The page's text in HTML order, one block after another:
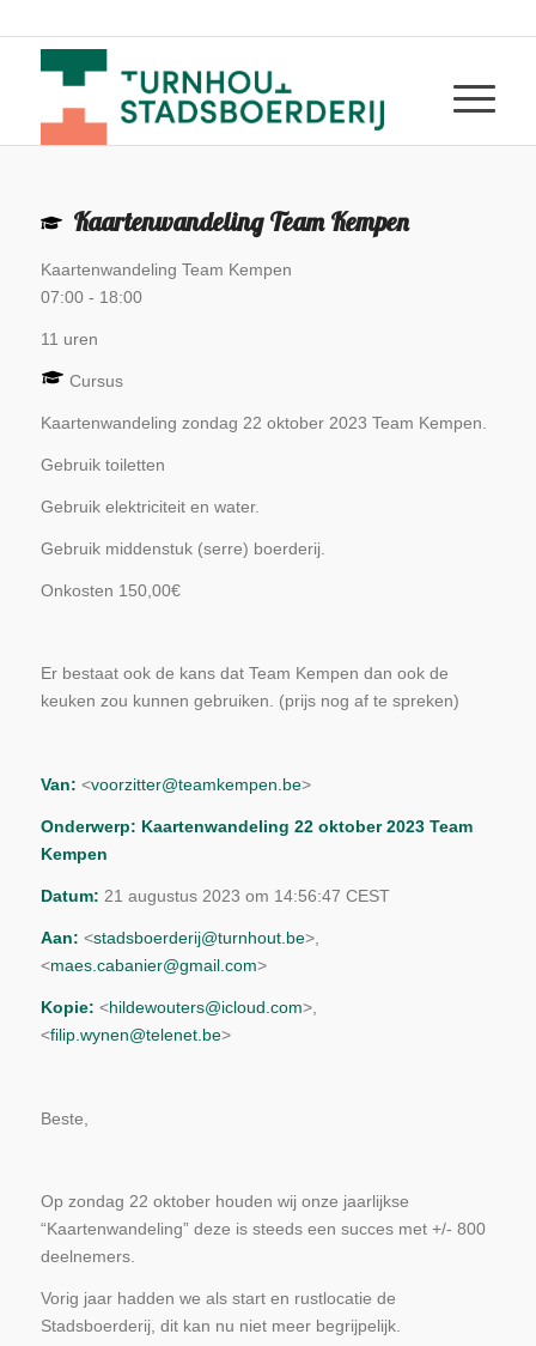
Kaartenwandeling Team Kempen
Kaartenwandeling Team Kempen
07:00- 18:00
11 uren
Cursus
Kaartenwandeling zondag 22 oktober 2023 Team Kempen.
Gebruik toiletten
Gebruik elektriciteit en water.
Gebruik middenstuk (serre) boerderij.
Onkosten 150,00€
Er bestaat ook de kans dat Team Kempen dan ook de
keuken zou kunnen gebruiken. (prijs nog af te spreken)
Van: <voorzitter@teamkempen.be>
Onderwerp: Kaartenwandeling 22 oktober 2023 Team
Kempen
Datum: 21 augustus 2023 om 14:56:47 CEST
Aan: <stadsboerderij@turnhout.be>,
<maes.cabanier@gmail.com>
Kopie: <hildewouters@icloud.com>,
<filip.wynen@telenet.be>
Beste,
Op zondag 22 oktober houden wij onze jaarlijkse
“Kaartenwandeling” deze is steeds een succes met +/- 800
deelnemers.
Vorig jaar hadden we als start en rustlocatie de
Stadsboerderij, dit kan nu niet meer begrijpelijk.